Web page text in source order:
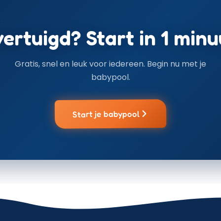
Start in 1
Gratis, snel en leuk voor iedereen. Begin nu met je
babypool.
Start je babypool